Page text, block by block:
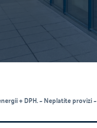
+ DPH. ~ Neplatíte provizi ~